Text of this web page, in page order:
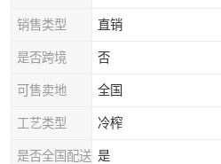
销售类型 直销
是否跨境 否
可售卖地 全国
工艺类型 冷榨
是否全国配送 是